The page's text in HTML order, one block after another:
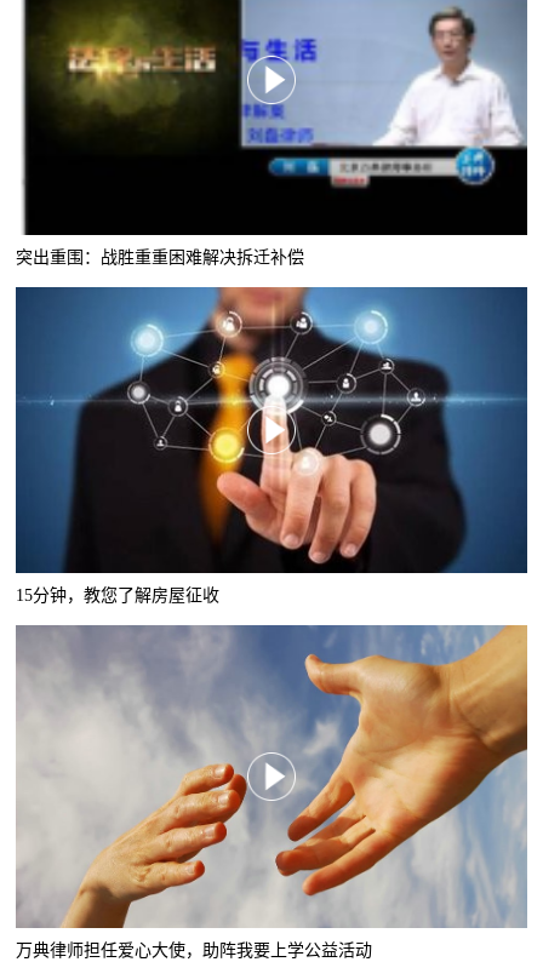
突出重围：战胜重重困难解决拆迁补偿
15分钟，教您了解房屋征收
万典律师担任爱心大使，助阵我要上学公益活动